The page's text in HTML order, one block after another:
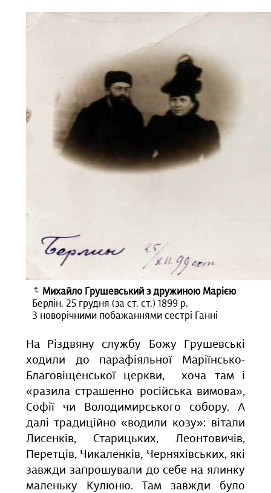
Михайло Грушевський з дружиною Марією
Берлін. 25 грудня (за ст. ст.) 1899 р.
З новорічними побажаннями сестрі Ганні
На Різдвяну службу Божу Грушевські
ходили до парафіяльної Маріїнсько-
Благовіщенської церкви, хоча там і
«разила страшенно російська вимова»,
Софії чи Володимирського собору. А
далі традиційно «водили козу»: вітали
Лисенків, Старицьких, Леонтовичів,
Перетців, Чикаленків, Черняхівських, які
завжди запрошували до себе на ялинку
маленьку Кулюню. Там завжди було